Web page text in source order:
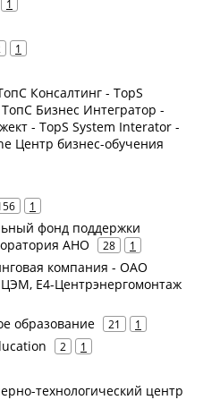
1
1
Консалтинг - TopS
Бизнес Интегратор -
- TopS System Interator -
Центр бизнес-обучения
1
фонд поддержки
АНО
28 1
компания - ОАО
Е4-Центрэнергомонтаж
образование 21 1
2 1
технологический центр